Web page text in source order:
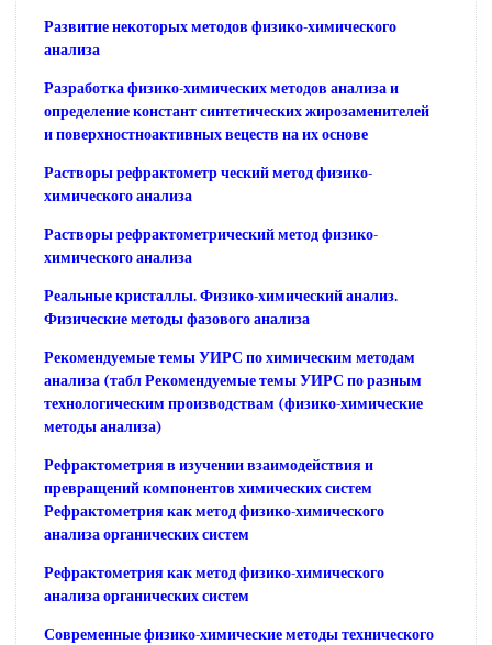
Развитие некоторых методов физико-химического
анализа
Разработка физико-химических методов анализа и
определение констант синтетических жирозаменителей
и поверхностноактивных вецеств на их основе
Растворы рефрактометр ческий метод физико-
химического анализа
Растворы рефрактометрический метод физико-
химического анализа
Реальные кристаллы. Физико-химический анализ.
Физические методы фазового анализа
Рекомендуемые темы УИРС по химическим методам
анализа (табл Рекомендуемые темы УИРС по разным
технологическим производствам (физико-химические
методы анализа)
Рефрактометрия в изучении взаимодействия и
превращений компонентов химических систем
Рефрактометрия как метод физико-химического
анализа органических систем
Рефрактометрия как метод физико-химического
анализа органических систем
Современные физико-химические методы технического